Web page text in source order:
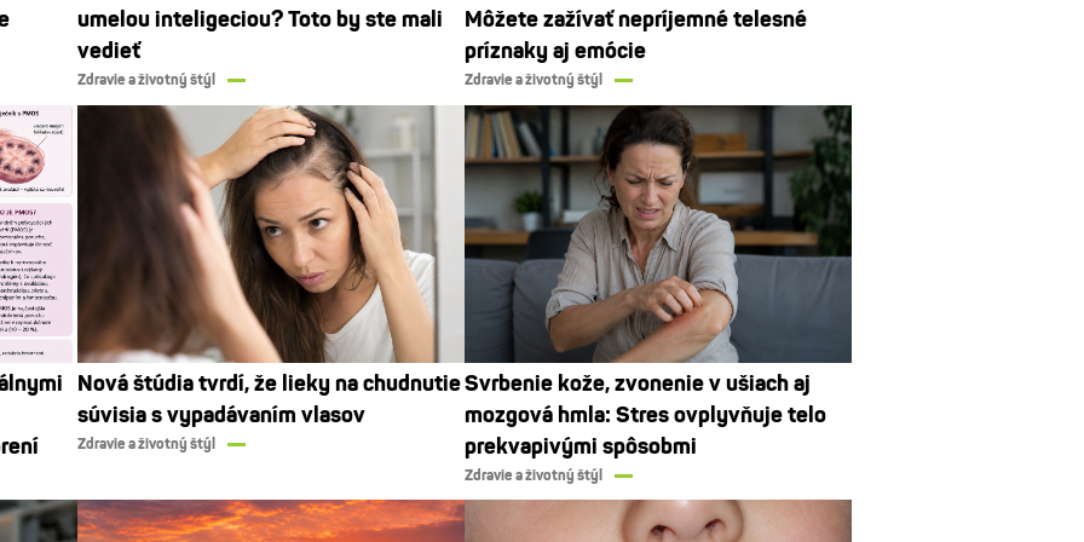
umelou inteligeciou? Toto by ste mali
vedieť
Zdravie a životný štýl
Môžete zažívať nepríjemné telesné
príznaky aj emócie
Zdravie a životný štýl
Nová štúdia tvrdí, že lieky na chudnutie
súvisia s vypadávaním vlasov
Zdravie a životný štýl
Svrbenie kože, zvonenie v ušiach aj
mozgová hmla: Stres ovplyvňuje telo
prekvapivými spôsobmi
Zdravie a životný štýl